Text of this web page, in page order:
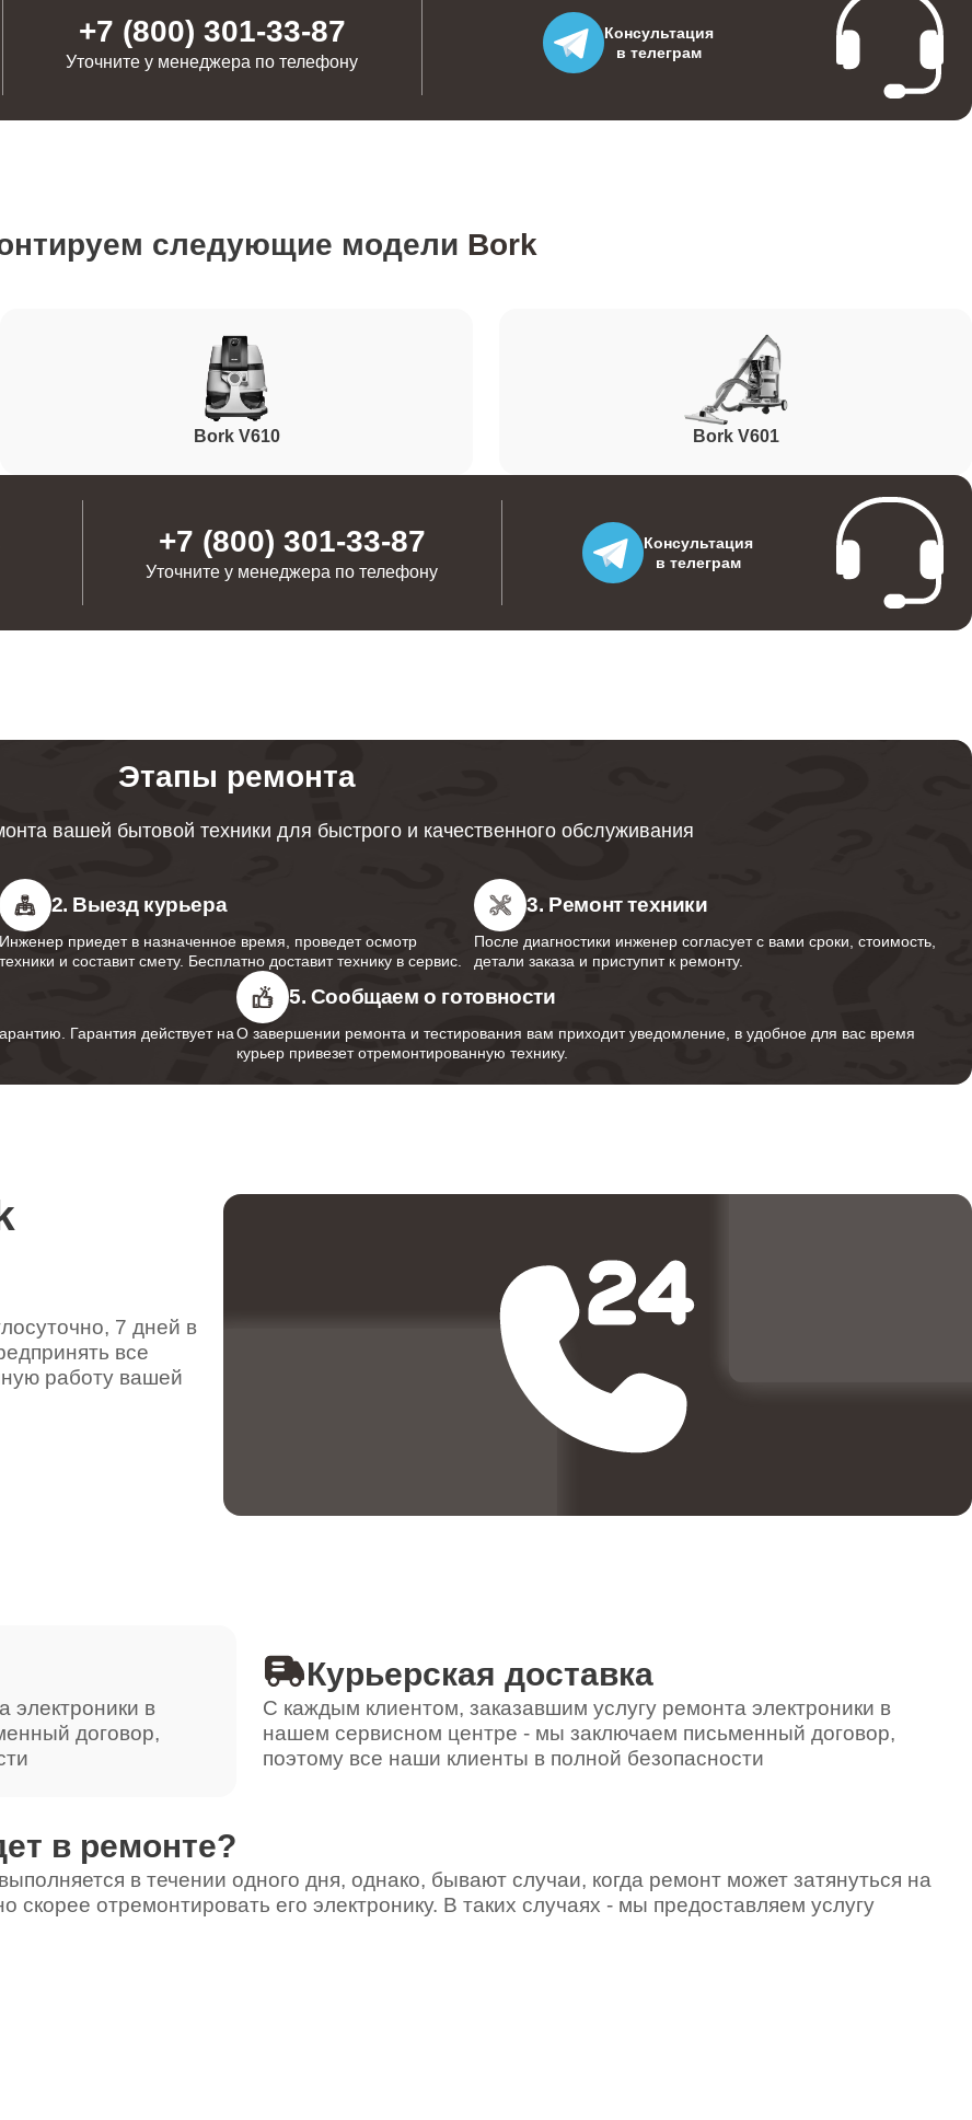
от 90 минут
от 50 минут
от 60 минут
от 40 минут
1500
от 50 минут
+7 (800) 301-33-87
Уточните у менеджера по телефону
Консультация
в телеграм
следующие модели Bork
Bork V610 Bork V601
+7 (800) 301-33-87
Уточните у менеджера по телефону
Консультация
в телеграм
Этапы ремонта
вашей бытовой техники для быстрого и качественного обслуживания
2. Выезд курьера
Инженер приедет в назначенное время, проведет осмотр
техники и составит смету. Бесплатно доставит технику в сервис.
3. Ремонт техники
После диагностики инженер согласует с вами сроки, стоимость,
детали заказа и приступит к ремонту.
Гарантия действует на
5. Сообщаем о готовности
О завершении ремонта и тестирования вам приходит уведомление, в удобное для вас время
курьер привезет отремонтированную технику.
7 дней в
все
работу вашей
электроники в
договор,
Курьерская доставка
С каждым клиентом, заказавшим услугу ремонта электроники в
нашем сервисном центре - мы заключаем письменный договор,
поэтому все наши клиенты в полной безопасности
в ремонте?
в течении одного дня, однако, бывают случаи, когда ремонт может затянуться на
скорее отремонтировать его электронику. В таких случаях - мы предоставляем услугу